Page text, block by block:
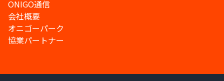
ONIGO通信
会社概要
オニゴーパーク
協業パートナー